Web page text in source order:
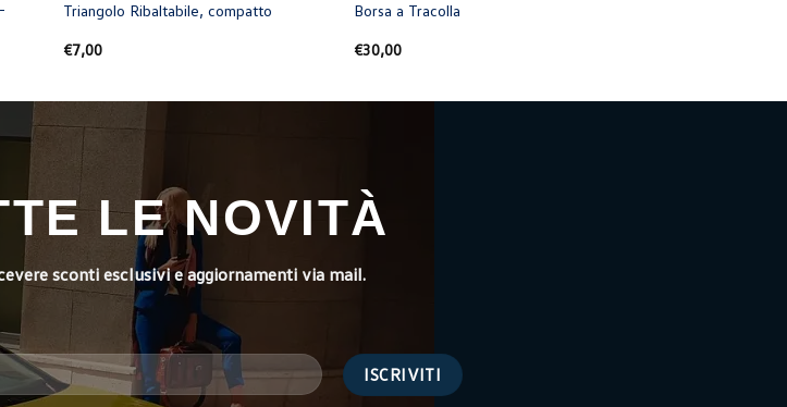
Triangolo Ribaltabile, compatto
€7,00
Borsa a Tracolla
€30,00
LE NOVITÀ
sconti esclusivi e aggiornamenti via mail.